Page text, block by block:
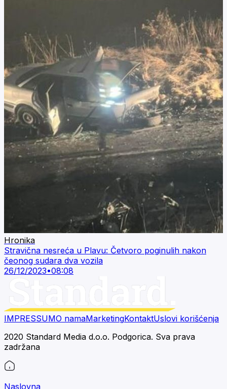
Hronika
Stravična nesreća u Plavu: Četvoro poginulih nakon
čeonog sudara dva vozila
26/12/2023•08:08
IMPRESSUMO namaMarketingKontaktUslovi korišćenja
2020 Standard Media d.o.o. Podgorica. Sva prava
zadržana
Naslovna